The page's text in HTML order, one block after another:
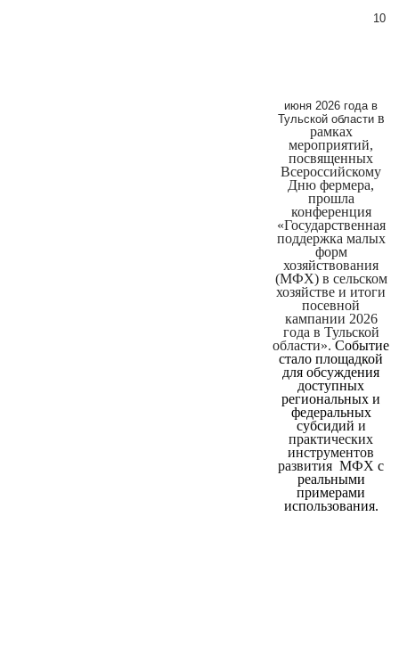
10
июня 2026 года в
Тульской областив
рамках
мероприятий,
посвященных
Всероссийскому
Дню фермера,
прошла
конференция
«Государственная
поддержка малых
форм
хозяйствования
(МФХ) в сельском
хозяйстве и итоги
посевной
кампании 2026
года в Тульской
области». Событие
стало площадкой
для обсуждения
доступных
региональных и
федеральных
субсидий и
практических
инструментов
развития МФХ с
реальными
примерами
использования.